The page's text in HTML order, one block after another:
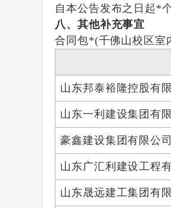
自本公告发布之日起 *
八、其他补充事宜
合同包*(千佛山校区室
山东邦泰裕隆控股有
山东一利建设集团有
豪鑫建设集团有限公司
山东广汇利建设工程
山东晟远建工集团有